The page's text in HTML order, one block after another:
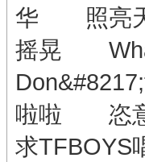
华 照亮
摇晃
啦啦 恣
求TFBOYS